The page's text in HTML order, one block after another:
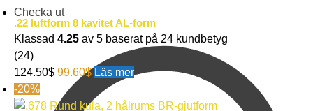
Checka ut
.22 luftform 8 kavitet AL-form
Klassad 4.25 av 5 baserat på 24 kundbetyg
(24)
124.50$ 99.60$ Läs mer
-20%